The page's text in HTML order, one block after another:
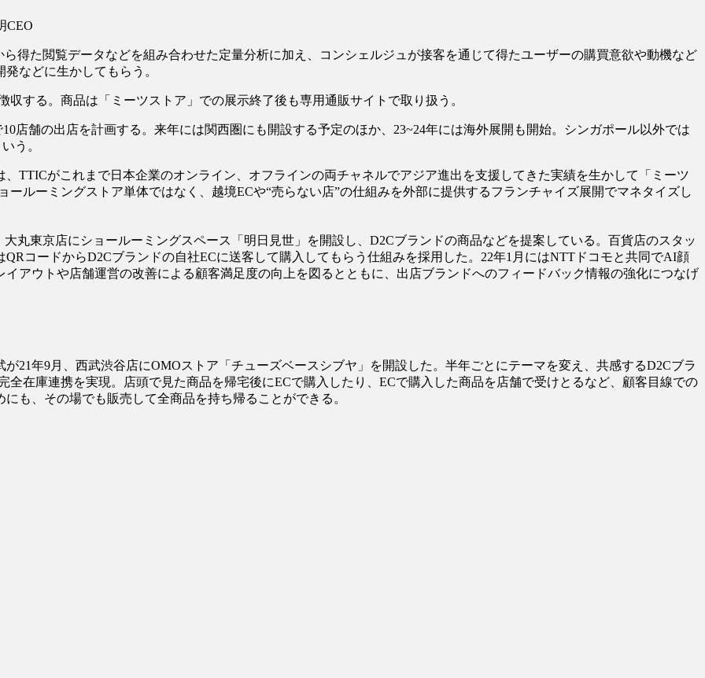
CEO
た閲覧データなどを組み合わせた定量分析に加え、コンシェルジュが接客を通じて得たユーザーの購買意欲や動機など
などに生かしてもらう。
する。商品は「ミーツストア」での展示終了後も専用通販サイトで取り扱う。
舗の出店を計画する。来年には関西圏にも開設する予定のほか、23~24年には海外展開も開始。シンガポール以外では
う。
がこれまで日本企業のオンライン、オフラインの両チャネルでアジア進出を支援してきた実績を生かして「ミーツ
ルーミングストア単体ではなく、越境ECや“売らない店”の仕組みを外部に提供するフランチャイズ展開でマネタイズし
丸東京店にショールーミングスペース「明日見世」を開設し、D2Cブランドの商品などを提案している。百貨店のスタッ
コードからD2Cブランドの自社ECに送客して購入してもらう仕組みを採用した。22年1月にはNTTドコモと共同でAI顔
アウトや店舗運営の改善による顧客満足度の向上を図るとともに、出店ブランドへのフィードバック情報の強化につなげ
年9月、西武渋谷店にOMOストア「チューズベースシブヤ」を開設した。半年ごとにテーマを変え、共感するD2Cブラ
在庫連携を実現。店頭で見た商品を帰宅後にECで購入したり、ECで購入した商品を店舗で受けとるなど、顧客目線での
も、その場でも販売して全商品を持ち帰ることができる。